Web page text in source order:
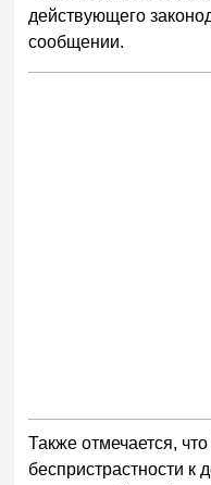
действующего
сообщении.
Также отмечается,
беспристрастности к